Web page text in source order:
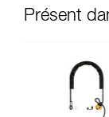
Présent